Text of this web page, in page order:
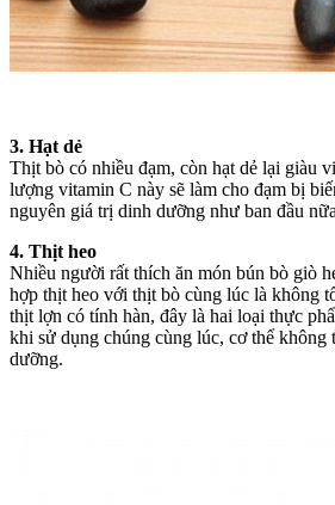
3. Hạt dẻ
Thịt bò có nhiều đạm, còn hạt dẻ lại giàu
lượng vitamin C này sẽ làm cho đạm bị
nguyên giá trị dinh dưỡng như ban đầu
4. Thịt heo
Nhiều người rất thích ăn món bún bò giò
hợp thịt heo với thịt bò cùng lúc là không
thịt lợn có tính hàn, đây là hai loại thực
khi sử dụng chúng cùng lúc, cơ thể không
dưỡng.